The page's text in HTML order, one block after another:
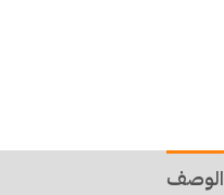
الوصف